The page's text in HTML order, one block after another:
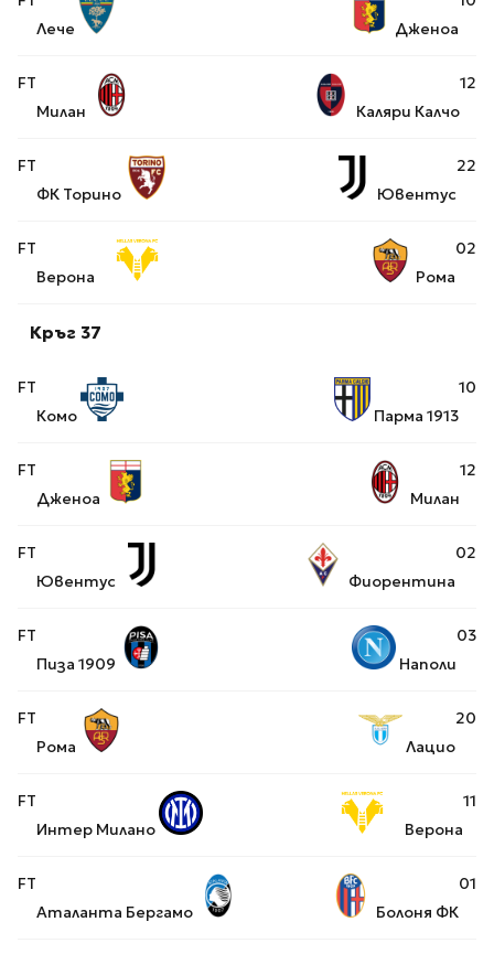
Лече
Дженоа
FT
Милан
Каляри Калчо
12
FT
ФК Торино
Ювентус
22
FT
Верона
Рома
02
Кръг 37
FT
Комо
Парма 1913
10
FT
Дженоа
Милан
12
FT
Ювентус
Фиорентина
02
FT
Пиза 1909
Наполи
03
FT
Рома
Лацио
20
FT
Интер Милано
Верона
11
FT
Аталанта Бергамо
Болоня ФК
01